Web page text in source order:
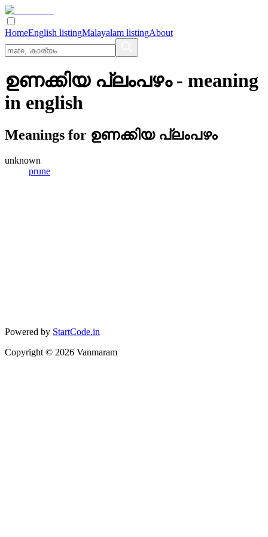
HomeEnglish listingMalayalam listingAbout
ഉണക്കിയ പ്ലംപഴം- meaning
in english
Meanings for ഉണക്കിയ പ്ലംപഴം
unknown
prune
Powered by StartCode.in
Copyright © 2026 Vanmaram